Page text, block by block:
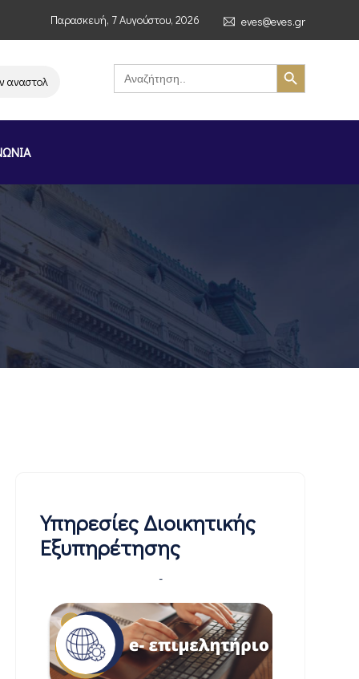
Παρασκευή, 7 Αυγούστου, 2026 eves@eves.gr
λειτουργίας της αλυσίδας σούπερ μάρκετ MERE στην Ελλάδα –
Search
for:
Search Button
Υπηρεσίες Διοικητικής
Εξυπηρέτησης
-